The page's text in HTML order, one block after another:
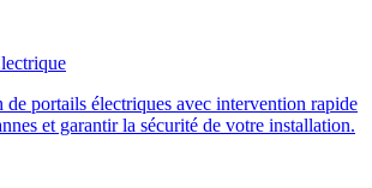
de portails électriques avec intervention rapide
et garantir la sécurité de votre installation.